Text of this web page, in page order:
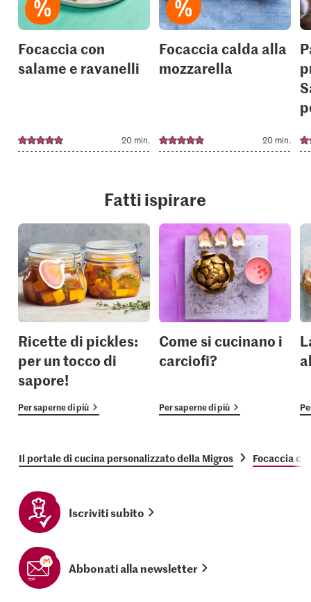
Focaccia con
salame e ravanelli
20 min.
Focaccia calda alla
mozzarella
20 min.
Fatti ispirare
Ricette di pickles:
per un tocco di
sapore!
Per saperne di più
Come si cucinano i
carciofi?
Per saperne di più
Il portale di cucina personalizzato della Migros Focaccia
Iscriviti subito
Abbonati alla newsletter